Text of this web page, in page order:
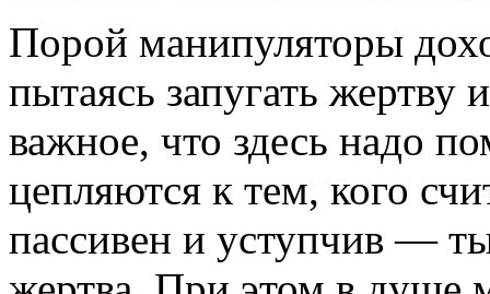
Порой манипуляторы
пытаясь запугать
важное, что здесь надо
цепляются к тем, кого
пассивен и уступчив —